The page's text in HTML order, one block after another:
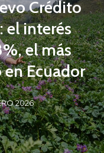
Crédito
el interés
el más
Ecuador
2026